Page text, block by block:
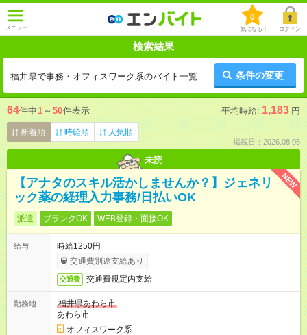
メニュー
0
気になる！ ログイン
検索結果
福井県で事務・オフィスワーク系のバイト一覧 条件の変更
64件中1 ～ 50件表示 平均時給: 1,183 円
新着順 時給順 人気順
掲載日：2026.08.05
未読
NEW
【アナタのスキル活かしませんか？】ジェネリ
ック薬の経理入力事務/日払いOK
派遣 ブランクOK WEB登録・面接OK
給与
時給1250円
交通費別途支給あり
交通費 交通費規定内支給
勤務地
福井県あわら市
あわら市
オフィスワーク系